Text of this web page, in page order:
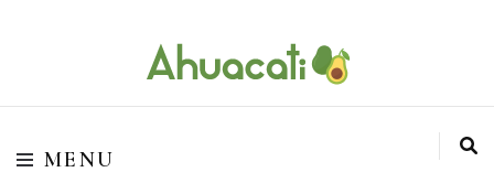
Ahuacati
O melhor da Internet em um só lugar
MENU